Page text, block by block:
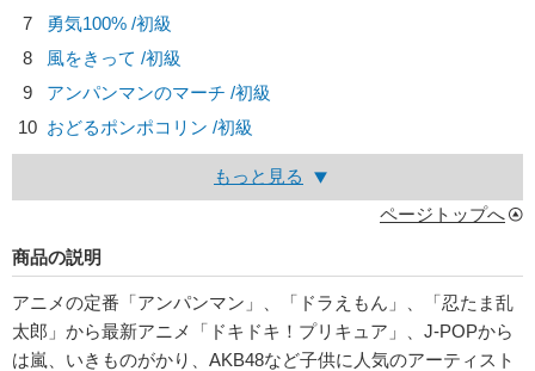
7
勇気100% /初級
8
風をきって /初級
9
アンパンマンのマーチ /初級
10 おどるポンポコリン /初級
もっと見る
ページトップへ
商品の説明
アニメの定番「アンパンマン」、「ドラえもん」、「忍たま乱
太郎」から最新アニメ「ドキドキ！プリキュア」、J-POPから
は嵐、いきものがかり、AKB48など子供に人気のアーティスト